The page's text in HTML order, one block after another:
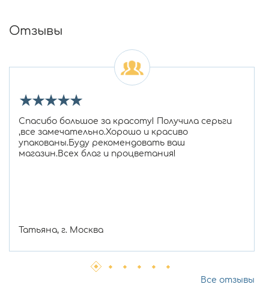
Отзывы
★★★★★
Спасибо большое за красоту! Получила серьги
,все замечательно.Хорошо и красиво
упакованы.Буду рекомендовать ваш
магазин.Всех благ и процветания!
Татьяна, г. Москва
Все отзывы